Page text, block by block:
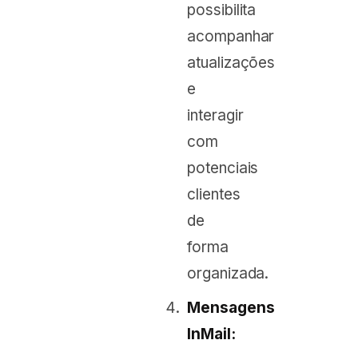
possibilita
acompanhar
atualizações
e
interagir
com
potenciais
clientes
de
forma
organizada.
Mensagens
InMail: